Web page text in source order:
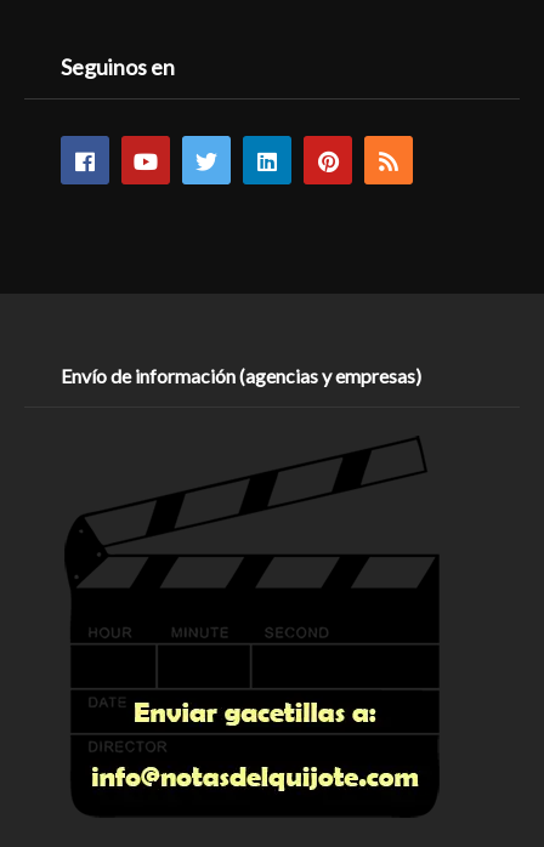
Seguinos en
Envío de información (agencias y empresas)